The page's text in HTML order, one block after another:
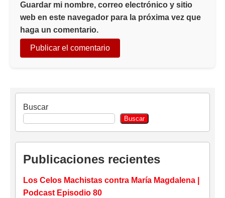
Guardar mi nombre, correo electrónico y sitio
web en este navegador para la próxima vez que
haga un comentario.
Buscar
Buscar
Publicaciones recientes
Los Celos Machistas contra María Magdalena |
Podcast Episodio 80